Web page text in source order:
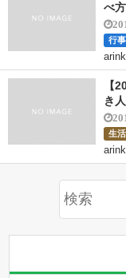
べ方
行事
【
き
生活